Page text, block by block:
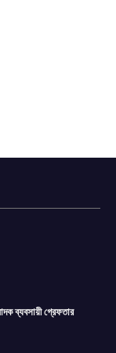
ব্যবসায়ী গ্রেফতার